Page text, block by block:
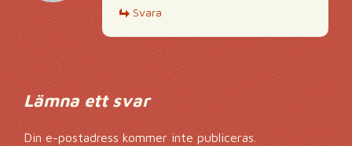
Svara
Lämna ett svar
Din e-postadress kommer inte publiceras.